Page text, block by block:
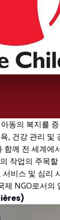
동의 복지를
, 건강 관리 및
께 전 세계
작업의 주목
비스 및 심리
NGO로서의